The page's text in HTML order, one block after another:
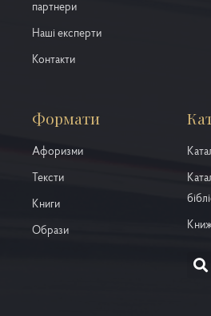
партнери
Наші експерти
Контакти
Формати
Афоризми
Тексти
Книги
Образи